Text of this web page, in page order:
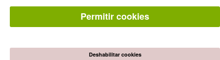
Permitir cookies
Deshabilitar cookies
TIENDA ONLINE
Las devoluciones